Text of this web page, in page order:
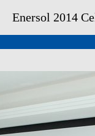
Enersol 2014